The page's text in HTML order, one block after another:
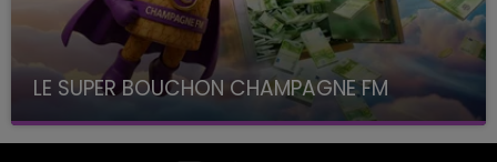
LE SUPER BOUCHON CHAMPAGNE FM
avec La Famille Champagne FM, à 8H10